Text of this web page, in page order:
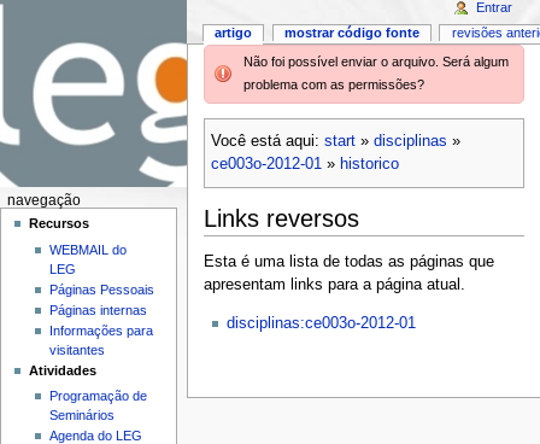
Não foi possível enviar o arquivo. Será algum
problema com as permissões?
Você está aqui: start» disciplinas »
ce003o-2012-01» historico
Links reversos
Esta é uma lista de todas as páginas que
apresentam links para a página atual.
disciplinas:ce003o-2012-01
artigo mostrar código fonte revisões
Entrar
navegação
Recursos
WEBMAIL do
LEG
Páginas Pessoais
Páginas internas
Informações para
visitantes
Atividades
Programação de
Seminários
Agenda do LEG